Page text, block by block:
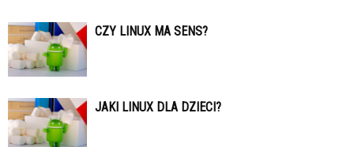
CZY LINUX MA SENS?
JAKI LINUX DLA DZIECI?